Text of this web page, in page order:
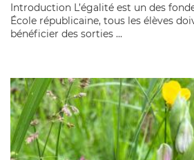
Introduction L’égalité est un des
École républicaine, tous les élèves
bénéficier des sorties ...